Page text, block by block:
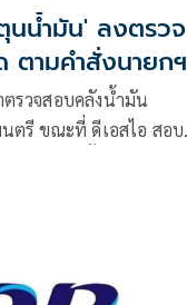
นน้ำมัน' ลงตรวจ
ามคำสั่งนายกฯ
ตรวจสอบคลังน้ำมัน
ตรี ขณะที่ ดีเอสไอ สอบ